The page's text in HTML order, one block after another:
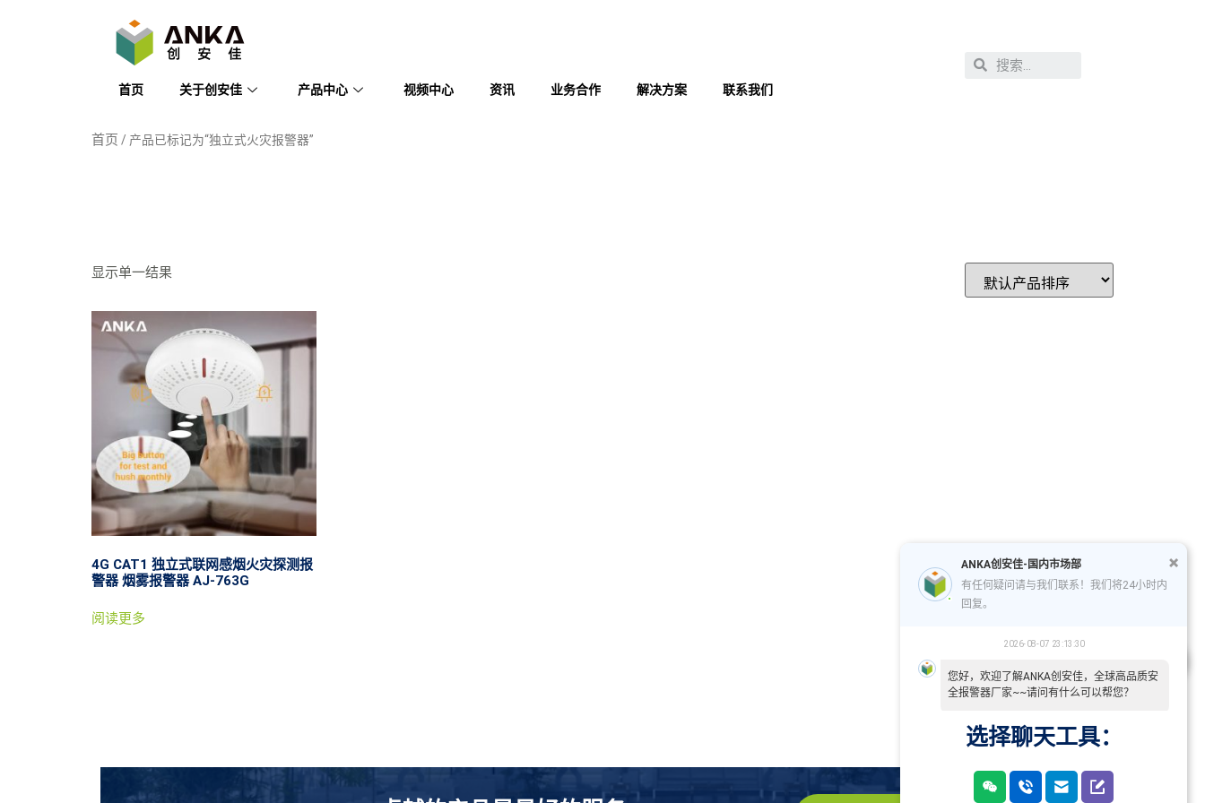
首页 关于创安佳 产品中心 视频中心 资讯 业务合作 解决方案 联系我们
首页 / 产品已标记为“独立式火灾报警器”
显示单一结果
4G CAT1 独立式联网感烟火灾探测报
警器 烟雾报警器 AJ-763G
阅读更多
ANKA创安佳-国内市场部
有任何疑问请与我们联系！我们将24小时内
回复。
2026-08-07 23:13:30
您好，欢迎了解ANKA创安佳，全球高品质安
全报警器厂家~~请问有什么可以帮您？
选择聊天工具：